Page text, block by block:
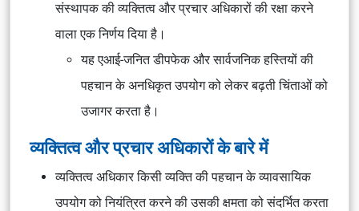
संस्थापक की व्यक्तित्व और प्रचार अधिकारों की रक्षा करने
वाला एक निर्णय दिया है।
यह एआई-जनित डीपफेक और सार्वजनिक हस्तियों की
पहचान के अनधिकृत उपयोग को लेकर बढ़ती चिंताओं को
उजागर करता है।
व्यक्तित्व और प्रचार अधिकारों के बारे में
व्यक्तित्व अधिकार किसी व्यक्ति की पहचान के व्यावसायिक
उपयोग को नियंत्रित करने की उसकी क्षमता को संदर्भित करता